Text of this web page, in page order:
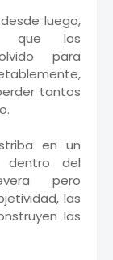
luego,
que los
para
tantos
en un
dentro del
pero
las
las